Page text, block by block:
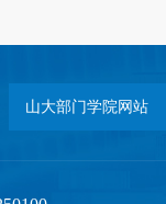
山大部门学院网站